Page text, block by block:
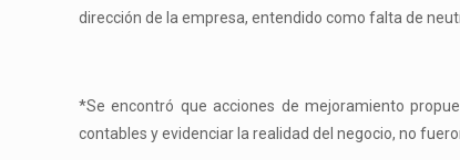
dirección de la empresa, entendido como falta de
*Se encontró que acciones de mejoramiento
contables y evidenciar la realidad del negocio, no